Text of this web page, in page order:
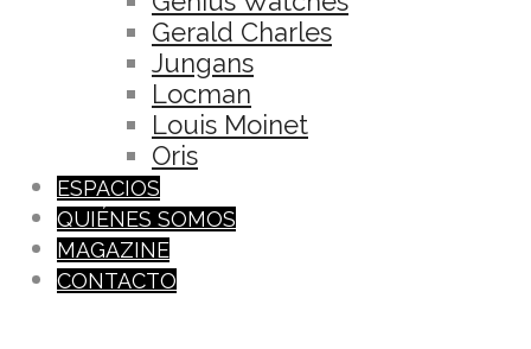
Gerald Charles
Jungans
Locman
Louis Moinet
Oris
ESPACIOS
QUIÉNES SOMOS
MAGAZINE
CONTACTO